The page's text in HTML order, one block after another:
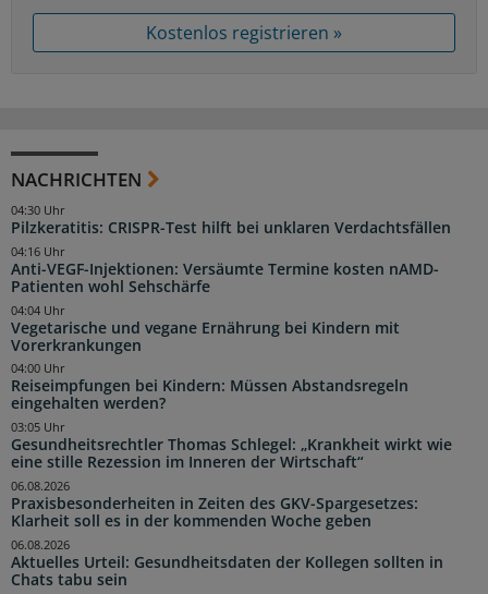
Kostenlos registrieren »
NACHRICHTEN
Pilzkeratitis: CRISPR-Test hilft bei unklaren Verdachtsfällen
04:30 Uhr
Anti-VEGF-Injektionen: Versäumte Termine kosten nAMD-
Patienten wohl Sehschärfe
04:16 Uhr
Vegetarische und vegane Ernährung bei Kindern mit
Vorerkrankungen
04:04 Uhr
Reiseimpfungen bei Kindern: Müssen Abstandsregeln
eingehalten werden?
04:00 Uhr
Gesundheitsrechtler Thomas Schlegel: „Krankheit wirkt wie
eine stille Rezession im Inneren der Wirtschaft“
03:05 Uhr
Praxisbesonderheiten in Zeiten des GKV-Spargesetzes:
Klarheit soll es in der kommenden Woche geben
06.08.2026
Aktuelles Urteil: Gesundheitsdaten der Kollegen sollten in
Chats tabu sein
06.08.2026